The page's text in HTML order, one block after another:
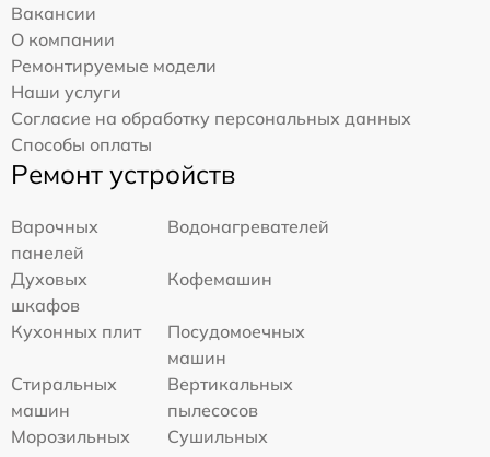
Вакансии
О компании
Ремонтируемые модели
Наши услуги
Согласие на обработку персональных данных
Способы оплаты
Ремонт устройств
Варочных
панелей
Водонагревателей
Духовых
шкафов
Кофемашин
Кухонных плит
Посудомоечных
машин
Стиральных
машин
Вертикальных
пылесосов
Морозильных
Сушильных